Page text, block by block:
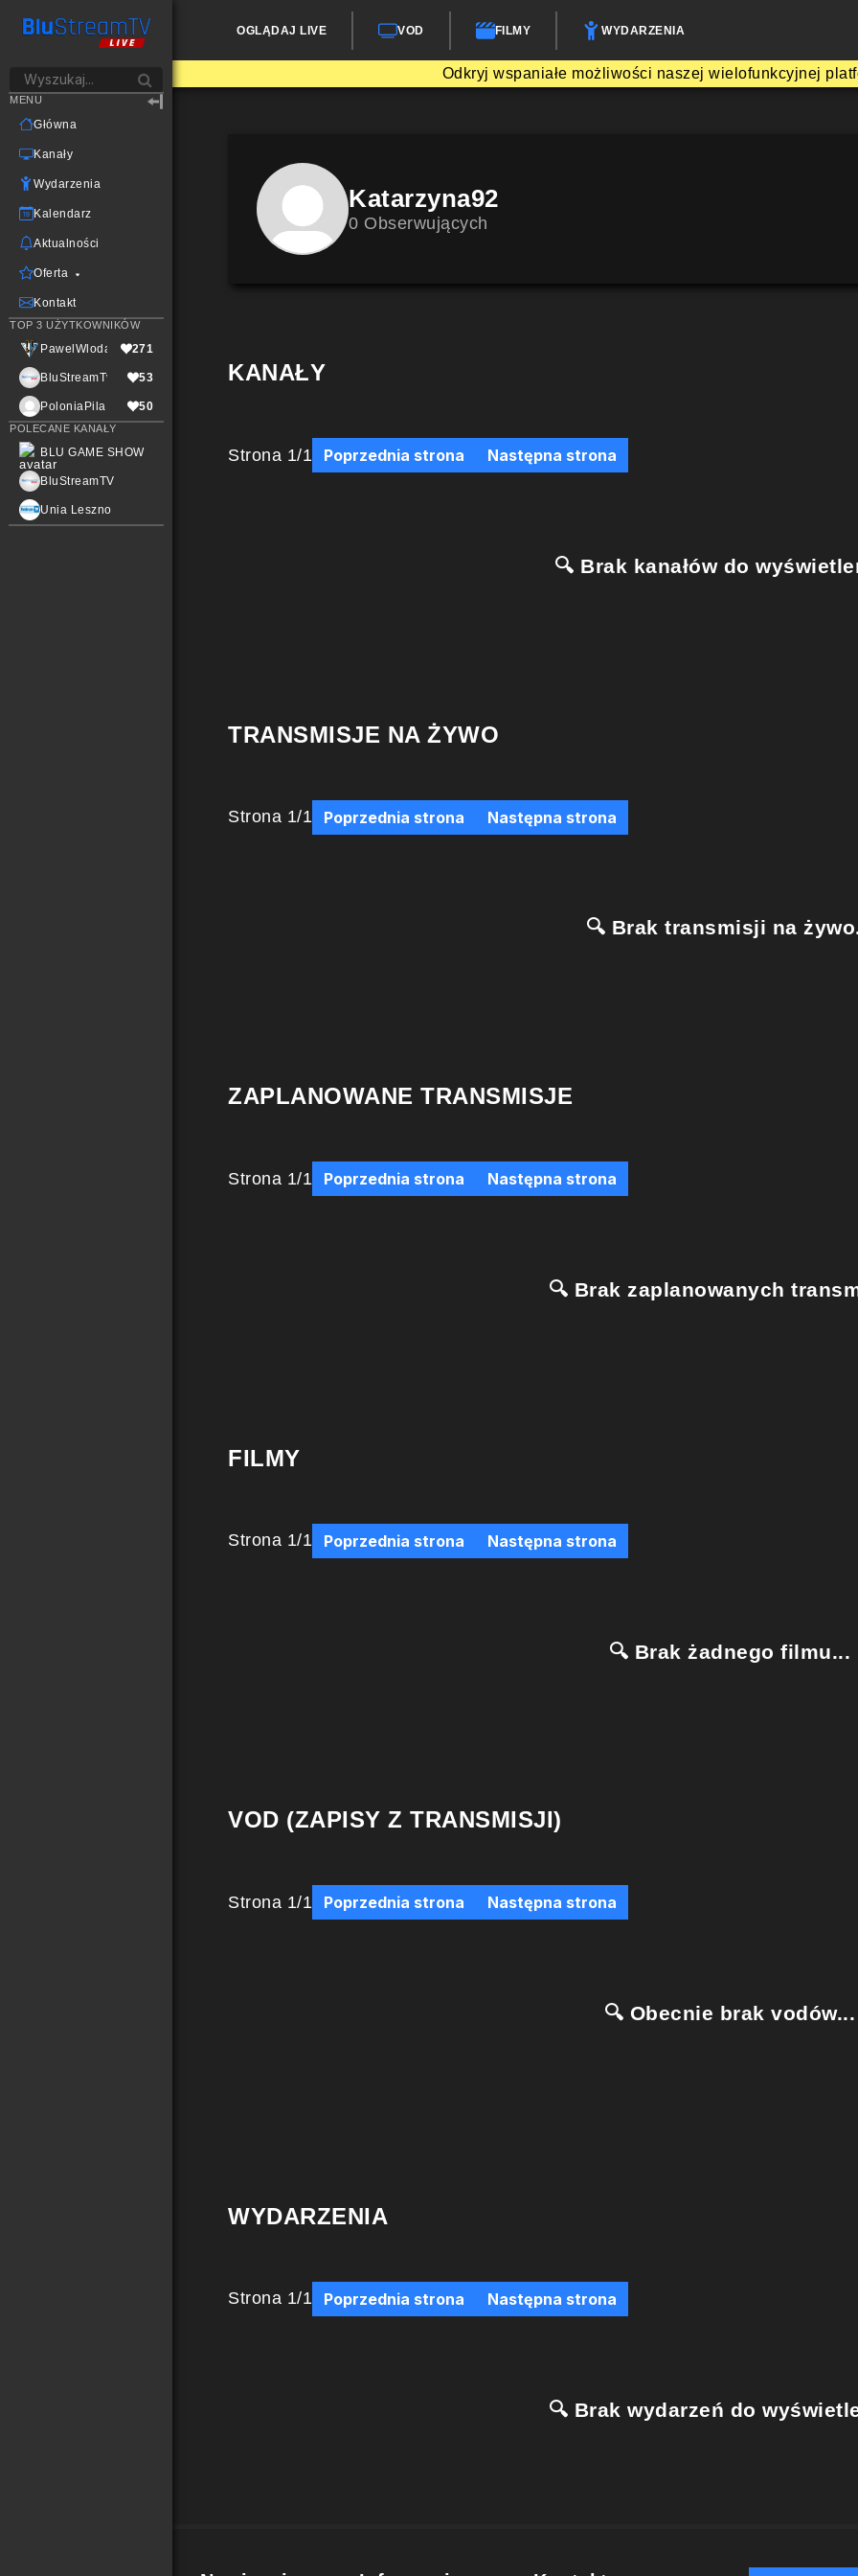
OGLĄDAJ LIVE VOD FILMY WYDARZENIA
Odkryj wspaniałe możliwości naszej wielofunkcyjnej
MENU
Główna
Kanały
Wydarzenia
Kalendarz
Aktualności
Oferta
Kontakt
TOP 3 UŻYTKOWNIKÓW
PawelWlodarczak271
BluStreamTvLive53
PoloniaPila 50
POLECANE KANAŁY
BLU GAME SHOW
BluStreamTV
Unia Leszno
Katarzyna92
0 Obserwujących
KANAŁY
Strona 1/1 Poprzednia strona Następna strona
🔍 Brak kanałów do
TRANSMISJE NA ŻYWO
Strona 1/1 Poprzednia strona Następna strona
🔍 Brak transmisji na
ZAPLANOWANE TRANSMISJE
Strona 1/1 Poprzednia strona Następna strona
🔍 Brak zaplanowanych
FILMY
Strona 1/1 Poprzednia strona Następna strona
🔍 Brak żadnego filmu...
VOD (ZAPISY Z TRANSMISJI)
Strona 1/1 Poprzednia strona Następna strona
🔍 Obecnie brak vodów...
WYDARZENIA
Strona 1/1 Poprzednia strona Następna strona
🔍 Brak wydarzeń do